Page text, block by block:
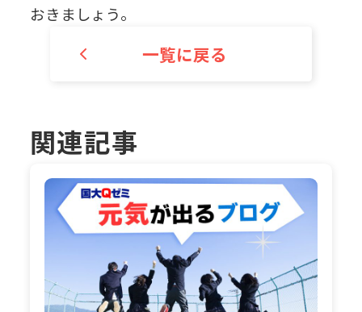
おきましょう。
一覧に戻る
関連記事